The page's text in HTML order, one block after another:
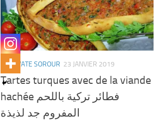
CHHIWATE SOROUR 23 JANVIER 2019
Tartes turques avec de la viande
hachée فطائر تركية باللحم
المفروم جد لذيذة